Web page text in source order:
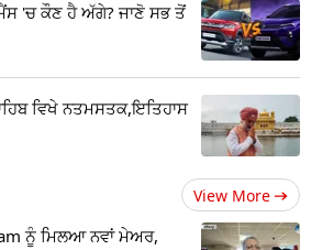
'ਚ ਕੌਣ ਹੈ ਅੱਗੇ? ਜਾਣੋ ਸਭ ਤੋਂ
ਵਿਖੇ ਨਤਮਸਤਕ,ਇਤਿਹਾਸ
View More
ਨੂੰ ਮਿਲਆ ਨਵਾਂ ਮੇਅਰ,